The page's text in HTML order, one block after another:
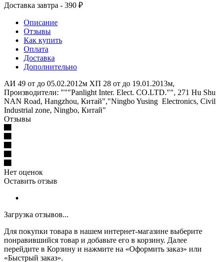
Доставка завтра - 390 ₽
Описание
Отзывы
Как купить
Оплата
Доставка
Дополнительно
АИ 49 от до 05.02.2012м ХП 28 от до 19.01.2013м,
Производители: """Panlight Inter. Elect. CO.LTD."", 271 Hu Shu
NAN Road, Hangzhou, Китай","Ningbo Yusing Electronics, Civil
Industrial zone, Ningbo, Китай"
Отзывы
Нет оценок
Оставить отзыв
Загрузка отзывов...
Для покупки товара в нашем интернет-магазине выберите
понравившийся товар и добавьте его в корзину. Далее
перейдите в Корзину и нажмите на «Оформить заказ» или
«Быстрый заказ».